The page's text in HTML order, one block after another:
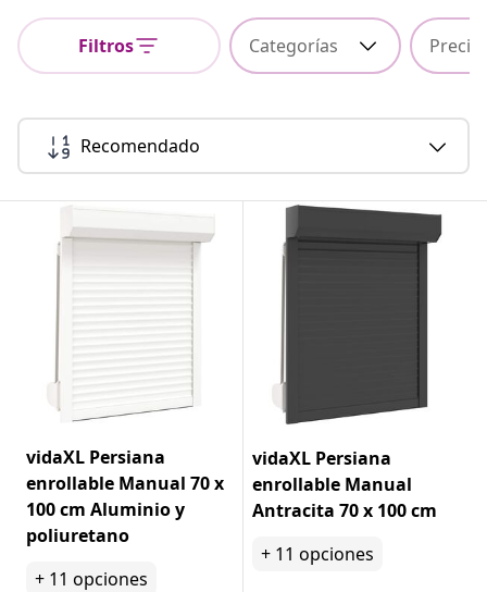
Filtros Categorías Precio
Recomendado
vidaXL Persiana
enrollable Manual 70 x
100 cm Aluminio y
poliuretano
+ 11 opciones
vidaXL Persiana
enrollable Manual
Antracita 70 x 100 cm
+ 11 opciones